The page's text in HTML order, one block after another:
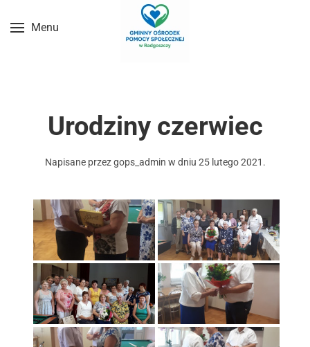
Przejdź do treści głównej
Menu
Urodziny czerwiec
Napisane przezgops_admin w dniu 25 lutego 2021 .